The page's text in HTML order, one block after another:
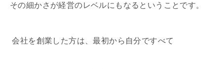
その細かさが経営のレベルにもなるということです。
会社を創業した方は、最初から自分ですべて